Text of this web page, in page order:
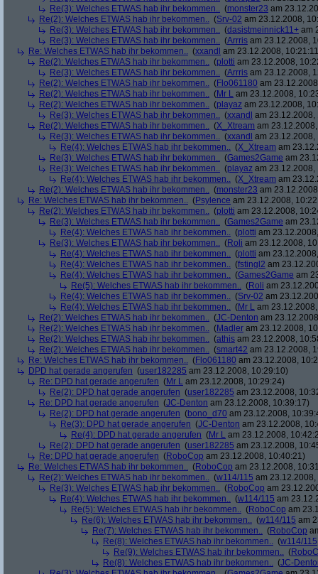
Re(3): Welches ETWAS hab ihr bekommen.. (monster23 am
Re(2): Welches ETWAS hab ihr bekommen.. (Srv-02 am 23.12.2008,
Re(3): Welches ETWAS hab ihr bekommen.. (dasistmeinnick11+ am
Re(3): Welches ETWAS hab ihr bekommen.. (Arrris am 23.12.2008,
Re: Welches ETWAS hab ihr bekommen.. (xxandl am 23.12.2008,
Re(2): Welches ETWAS hab ihr bekommen.. (plotti am 23.12.2008,
Re(3): Welches ETWAS hab ihr bekommen.. (Arrris am 23.12.2008,
Re(2): Welches ETWAS hab ihr bekommen.. (Flo061180 am
Re(2): Welches ETWAS hab ihr bekommen.. (Mr L am 23.12.2008,
Re(2): Welches ETWAS hab ihr bekommen.. (playaz am 23.12.2008,
Re(3): Welches ETWAS hab ihr bekommen.. (xxandl am 23.12.2008,
Re(2): Welches ETWAS hab ihr bekommen.. (X_Xtream am
Re(3): Welches ETWAS hab ihr bekommen.. (xxandl am 23.12.2008,
Re(4): Welches ETWAS hab ihr bekommen.. (X_Xtream am
Re(3): Welches ETWAS hab ihr bekommen.. (Games2Game am
Re(3): Welches ETWAS hab ihr bekommen.. (playaz am 23.12.2008,
Re(4): Welches ETWAS hab ihr bekommen.. (X_Xtream am
Re(2): Welches ETWAS hab ihr bekommen.. (monster23 am
Re: Welches ETWAS hab ihr bekommen.. (Psylence am 23.12.2008,
Re(2): Welches ETWAS hab ihr bekommen.. (plotti am 23.12.2008,
Re(3): Welches ETWAS hab ihr bekommen.. (Games2Game am
Re(4): Welches ETWAS hab ihr bekommen.. (plotti am
Re(3): Welches ETWAS hab ihr bekommen.. (Roli am 23.12.2008,
Re(4): Welches ETWAS hab ihr bekommen.. (plotti am
Re(4): Welches ETWAS hab ihr bekommen.. (fstingl2 am
Re(4): Welches ETWAS hab ihr bekommen.. (Games2Game am
Re(5): Welches ETWAS hab ihr bekommen.. (Roli am
Re(4): Welches ETWAS hab ihr bekommen.. (Srv-02 am
Re(4): Welches ETWAS hab ihr bekommen.. (Mr L am
Re(2): Welches ETWAS hab ihr bekommen.. (JC-Denton am
Re(2): Welches ETWAS hab ihr bekommen.. (Madler am 23.12.2008,
Re(2): Welches ETWAS hab ihr bekommen.. (athis am 23.12.2008,
Re(2): Welches ETWAS hab ihr bekommen.. (smart42 am 23.12.2008,
Re: Welches ETWAS hab ihr bekommen.. (Flo061180 am 23.12.2008,
DPD hat gerade angerufen (user182285 am 23.12.2008, 10:29:10)
Re: DPD hat gerade angerufen (Mr L am 23.12.2008, 10:29:24)
Re(2): DPD hat gerade angerufen (user182285 am 23.12.2008,
Re: DPD hat gerade angerufen (JC-Denton am 23.12.2008, 10:39:17)
Re(2): DPD hat gerade angerufen (bono_d70 am 23.12.2008,
Re(3): DPD hat gerade angerufen (JC-Denton am 23.12.2008,
Re(4): DPD hat gerade angerufen (Mr L am 23.12.2008,
Re(2): DPD hat gerade angerufen (user182285 am 23.12.2008,
Re: DPD hat gerade angerufen (RoboCop am 23.12.2008, 10:40:21)
Re: Welches ETWAS hab ihr bekommen.. (RoboCop am 23.12.2008,
Re(2): Welches ETWAS hab ihr bekommen.. (w114/115 am
Re(3): Welches ETWAS hab ihr bekommen.. (RoboCop am
Re(4): Welches ETWAS hab ihr bekommen.. (w114/115 am
Re(5): Welches ETWAS hab ihr bekommen.. (RoboCop am
Re(6): Welches ETWAS hab ihr bekommen.. (w114/115 am
Re(7): Welches ETWAS hab ihr bekommen.. (RoboCop
Re(8): Welches ETWAS hab ihr bekommen.. (w114/115
Re(9): Welches ETWAS hab ihr bekommen.. (
Re(8): Welches ETWAS hab ihr bekommen.. (JC-